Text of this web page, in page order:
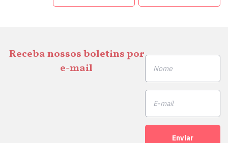
Receba nossos boletins por
e-mail
Enviar